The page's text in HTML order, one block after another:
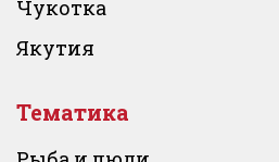
Чукотка
Якутия
Тематика